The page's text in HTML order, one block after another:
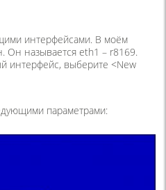
интерфейсами. В моём
Он называется eth1 – r8169.
интерфейс, выберите <New
параметрами: